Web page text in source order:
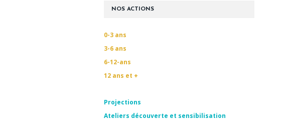
NOS ACTIONS
0-3 ans
3-6 ans
6-12-ans
12 ans et +
Projections
Ateliers découverte et sensibilisation